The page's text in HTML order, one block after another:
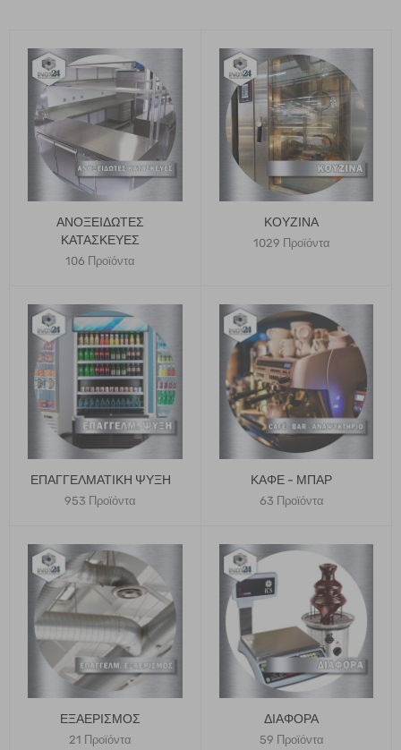
ΑΝΟΞΕΊΔΩΤΕΣ
ΚΑΤΑΣΚΕΥΈΣ
106 Προϊόντα
ΚΟΥΖΊΝΑ
1029 Προϊόντα
ΕΠΑΓΓΕΛΜΑΤΙΚΉ ΨΎΞΗ
953 Προϊόντα
ΚΑΦΈ - ΜΠΑΡ
63 Προϊόντα
ΕΞΑΕΡΙΣΜΌΣ
21 Προϊόντα
ΔΙΆΦΟΡΑ
59 Προϊόντα